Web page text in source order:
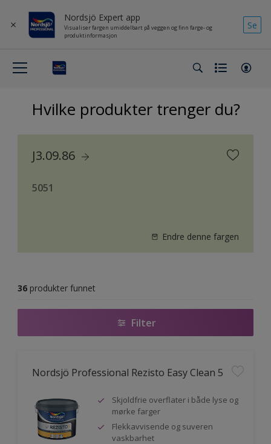
Nordsjö Expert app
Visualiser fargen umiddelbart på veggen og finn farge- og
produktinformasjon
Se
Hvilke produkter trenger du?
J3.09.86
5051
Endre denne fargen
36 produkter funnet
Filter
Nordsjö Professional Rezisto Easy Clean 5
Skjoldfrie overflater i både lyse og
mørke farger
Flekkavvisende og suveren
vaskbarhet